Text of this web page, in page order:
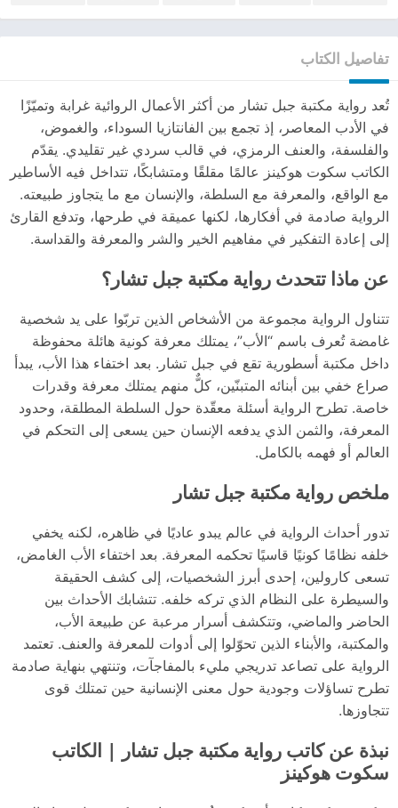
تفاصيل الكتاب
تُعد رواية مكتبة جبل تشار من أكثر الأعمال الروائية غرابة وتميّزًا
في الأدب المعاصر، إذ تجمع بين الفانتازيا السوداء، والغموض،
والفلسفة، والعنف الرمزي، في قالب سردي غير تقليدي. يقدّم
الكاتب سكوت هوكينز عالمًا مقلقًا ومتشابكًا، تتداخل فيه الأساطير
مع الواقع، والمعرفة مع السلطة، والإنسان مع ما يتجاوز طبيعته.
الرواية صادمة في أفكارها، لكنها عميقة في طرحها، وتدفع القارئ
إلى إعادة التفكير في مفاهيم الخير والشر والمعرفة والقداسة.
عن ماذا تتحدث رواية مكتبة جبل تشار؟
تتناول الرواية مجموعة من الأشخاص الذين تربّوا على يد شخصية
غامضة تُعرف باسم “الأب”، يمتلك معرفة كونية هائلة محفوظة
داخل مكتبة أسطورية تقع في جبل تشار. بعد اختفاء هذا الأب، يبدأ
صراع خفي بين أبنائه المتبنّين، كلٌّ منهم يمتلك معرفة وقدرات
خاصة. تطرح الرواية أسئلة معقّدة حول السلطة المطلقة، وحدود
المعرفة، والثمن الذي يدفعه الإنسان حين يسعى إلى التحكم في
العالم أو فهمه بالكامل.
ملخص رواية مكتبة جبل تشار
تدور أحداث الرواية في عالم يبدو عاديًا في ظاهره، لكنه يخفي
خلفه نظامًا كونيًا قاسيًا تحكمه المعرفة. بعد اختفاء الأب الغامض،
تسعى كارولين، إحدى أبرز الشخصيات، إلى كشف الحقيقة
والسيطرة على النظام الذي تركه خلفه. تتشابك الأحداث بين
الحاضر والماضي، وتتكشف أسرار مرعبة عن طبيعة الأب،
والمكتبة، والأبناء الذين تحوّلوا إلى أدوات للمعرفة والعنف. تعتمد
الرواية على تصاعد تدريجي مليء بالمفاجآت، وتنتهي بنهاية صادمة
تطرح تساؤلات وجودية حول معنى الإنسانية حين تمتلك قوى
تتجاوزها.
نبذة عن كاتب رواية مكتبة جبل تشار | الكاتب
سكوت هوكينز